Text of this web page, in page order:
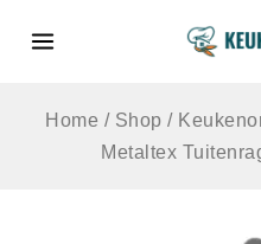
inhoud
Home / Shop /
Metaltex